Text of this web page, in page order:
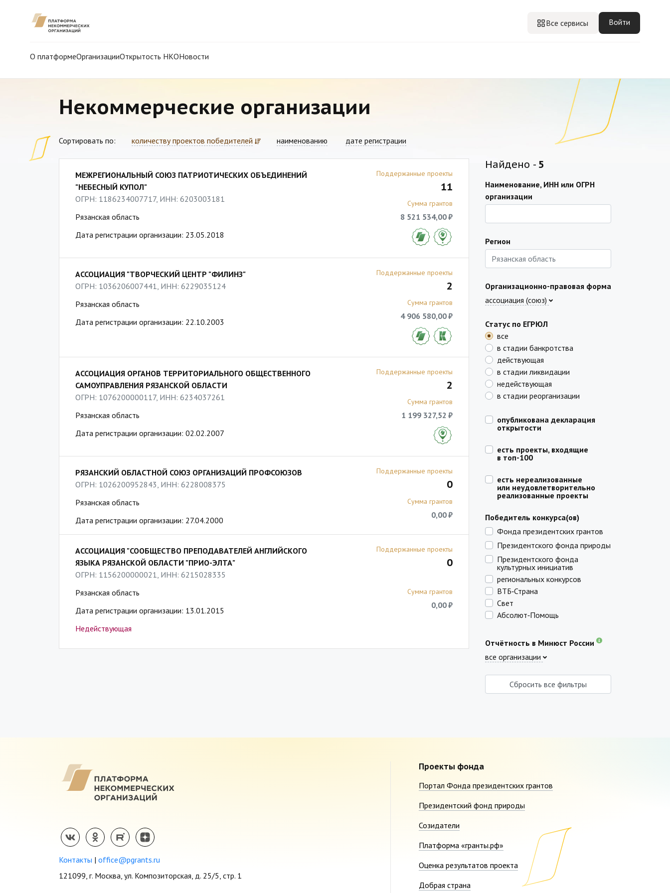
Все сервисы Войти
О платформеОрганизацииОткрытость НКОНовости
Некоммерческие организации
Сортировать по: количеству проектов победителей наименованию дате регистрации
МЕЖРЕГИОНАЛЬНЫЙ СОЮЗ ПАТРИОТИЧЕСКИХ ОБЪЕДИНЕНИЙ
"НЕБЕСНЫЙ КУПОЛ"
ОГРН: 1186234007717, ИНН: 6203003181
Рязанская область
Дата регистрации организации: 23.05.2018
Поддержанные проекты
11
Сумма грантов
8 521 534,00 ₽
АССОЦИАЦИЯ "ТВОРЧЕСКИЙ ЦЕНТР "ФИЛИНЗ"
ОГРН: 1036206007441, ИНН: 6229035124
Рязанская область
Дата регистрации организации: 22.10.2003
Поддержанные проекты
2
Сумма грантов
4 906 580,00 ₽
АССОЦИАЦИЯ ОРГАНОВ ТЕРРИТОРИАЛЬНОГО ОБЩЕСТВЕННОГО
САМОУПРАВЛЕНИЯ РЯЗАНСКОЙ ОБЛАСТИ
ОГРН: 1076200000117, ИНН: 6234037261
Рязанская область
Дата регистрации организации: 02.02.2007
Поддержанные проекты
2
Сумма грантов
1 199 327,52 ₽
РЯЗАНСКИЙ ОБЛАСТНОЙ СОЮЗ ОРГАНИЗАЦИЙ ПРОФСОЮЗОВ
ОГРН: 1026200952843, ИНН: 6228008375
Рязанская область
Дата регистрации организации: 27.04.2000
Поддержанные проекты
0
Сумма грантов
0,00 ₽
АССОЦИАЦИЯ "СООБЩЕСТВО ПРЕПОДАВАТЕЛЕЙ АНГЛИЙСКОГО
ЯЗЫКА РЯЗАНСКОЙ ОБЛАСТИ "ПРИО-ЭЛТА"
ОГРН: 1156200000021, ИНН: 6215028335
Рязанская область
Дата регистрации организации: 13.01.2015
Недействующая
Поддержанные проекты
0
Сумма грантов
0,00 ₽
Найдено - 5
Наименование, ИНН или ОГРН
организации
Регион
Организационно-правовая форма
ассоциация (союз)
Статус по ЕГРЮЛ
все
в стадии банкротства
действующая
в стадии ликвидации
недействующая
в стадии реорганизации
опубликована декларация
открытости
есть проекты, входящие
в топ-100
есть нереализованные
или неудовлетворительно
реализованные проекты
Победитель конкурса(ов)
Фонда президентских грантов
Президентского фонда природы
Президентского фонда
культурных инициатив
региональных конкурсов
ВТБ‑Страна
Свет
Абсолют‑Помощь
Отчётность в Минюст России
все организации
Сбросить все фильтры
Контакты | office@pgrants.ru
121099, г. Москва, ул. Композиторская, д. 25/5, стр. 1
Проекты фонда
Портал Фонда президентских грантов
Президентский фонд природы
Созидатели
Платформа «гранты.рф»
Оценка результатов проекта
Добрая страна